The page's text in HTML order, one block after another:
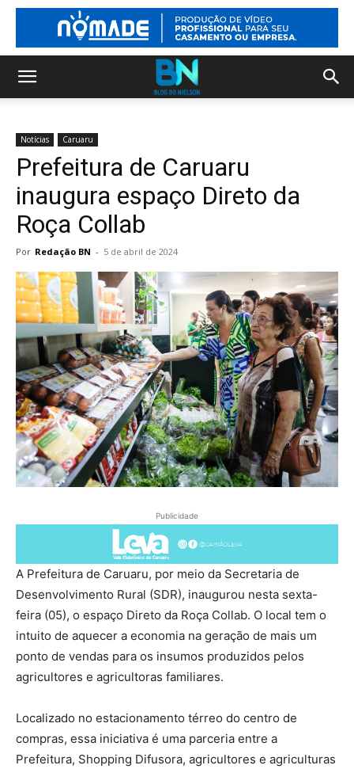
Notícias Caruaru
Prefeitura de Caruaru
inaugura espaço Direto da
Roça Collab
Por Redação BN - 5 de abril de 2024
Publicidade
A Prefeitura de Caruaru, por meio da Secretaria de
Desenvolvimento Rural (SDR), inaugurou nesta sexta-
feira (05), o espaço Direto da Roça Collab. O local tem o
intuito de aquecer a economia na geração de mais um
ponto de vendas para os insumos produzidos pelos
agricultores e agricultoras familiares.
Localizado no estacionamento térreo do centro de
compras, essa iniciativa é uma parceria entre a
Prefeitura, Shopping Difusora, agricultores e agriculturas